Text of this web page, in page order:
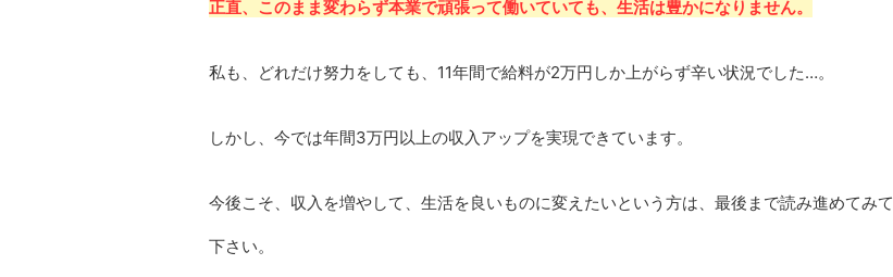
正直、このまま変わらず本業で頑張って働いていても、生活は豊かになりません。
私も、どれだけ努力をしても、11年間で給料が2万円しか上がらず辛い状況でした…。
しかし、今では年間3万円以上の収入アップを実現できています。
今後こそ、収入を増やして、生活を良いものに変えたいという方は、最後まで読み進めてみて
下さい。